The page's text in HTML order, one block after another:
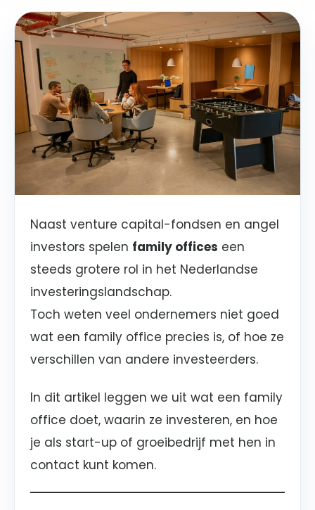
Naast venture capital-fondsen en angel
investors spelen family offices een
steeds grotere rol in het Nederlandse
investeringslandschap.
Toch weten veel ondernemers niet goed
wat een family office precies is, of hoe ze
verschillen van andere investeerders.
In dit artikel leggen we uit wat een family
office doet, waarin ze investeren, en hoe
je als start-up of groeibedrijf met hen in
contact kunt komen.